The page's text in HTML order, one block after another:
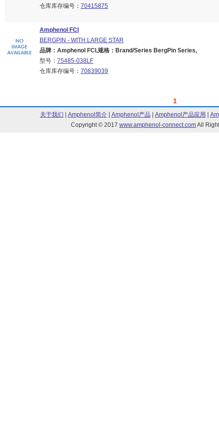
仓库库存编号： 70415875
Amphenol FCI
BERGPIN - WITH LARGE STAR
品牌：Amphenol FCI,规格：Brand/Series BergPin Series,
型号： 75485-038LF
仓库库存编号： 70839039
1
关于我们 Amphenol简介| Amphenol产品 Amphenol产品应用
Copyright © 2017 www.amphenol-connect.comAll